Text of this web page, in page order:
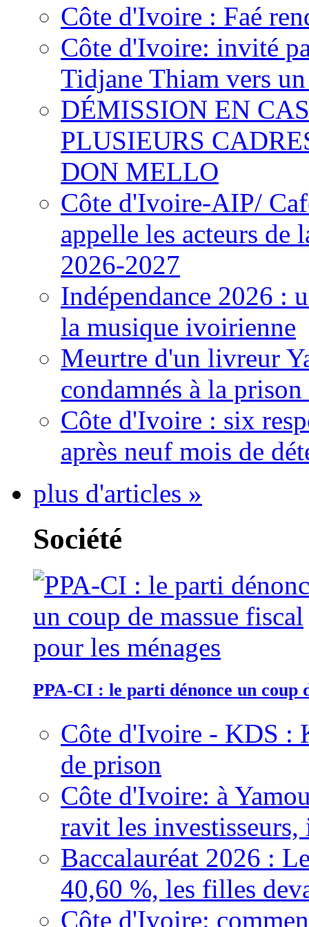
Côte d'Ivoire : Faé
Côte d'Ivoire: invité
Tidjane Thiam vers
DÉMISSION EN
PLUSIEURS
DON MELLO
Côte d'Ivoire-AIP/
appelle les acteurs de
2026-2027
Indépendance 2026 :
la musique ivoirienne
Meurtre d'un livreur
condamnés à la
Côte d'Ivoire : six
après neuf mois de
plus d'articles »
Société
PPA-CI : le parti dénonce un coup
Côte d'Ivoire - KDS :
de prison
Côte d'Ivoire: à
ravit les
Baccalauréat 2026 :
40,60 %, les filles
Côte d'Ivoire: